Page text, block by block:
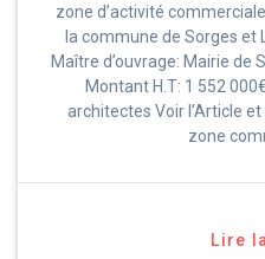
zone d’activité
la commune de Sorges et
Maître d’ouvrage: Mairie de
Montant H.T: 1 552
architectes Voir l’Article
zone
Lire